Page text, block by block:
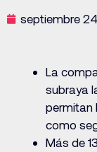
septiembre
La
subraya
permitan
como
Más de